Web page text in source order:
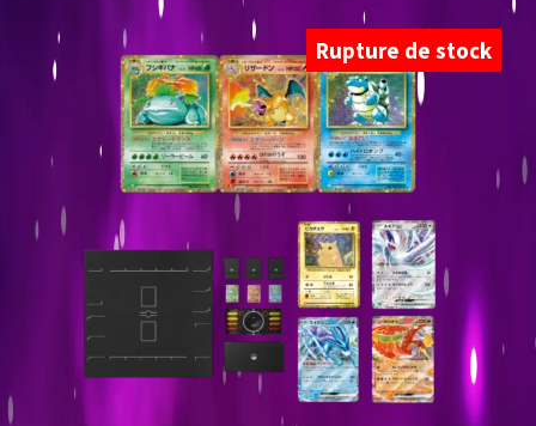
Rupture de stock